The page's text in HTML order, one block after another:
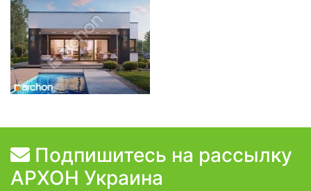
Подпишитесь на рассылку
АРХОН Украина